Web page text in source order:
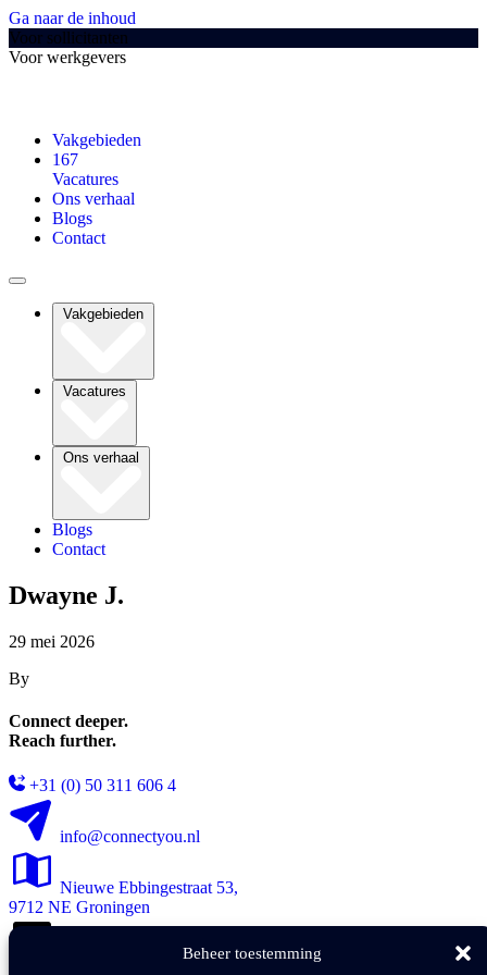
Beheer toestemming
Ga naar de inhoud
Voor sollicitanten
Voor werkgevers
Vakgebieden
167
Vacatures
Ons verhaal
Blogs
Contact
Vakgebieden
Vacatures
Ons verhaal
Blogs
Contact
Dwayne J.
29 mei 2026
By
Connect deeper.
Reach further.
+31 (0) 50 311 606 4
info@connectyou.nl
Nieuwe Ebbingestraat 53,
9712 NE Groningen